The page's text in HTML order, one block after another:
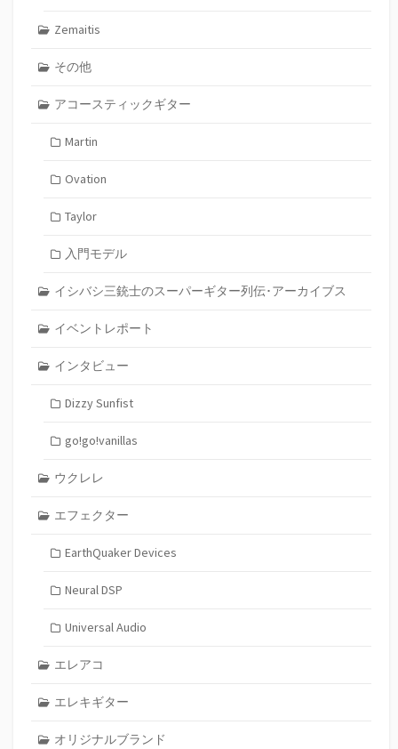
Zemaitis
その他
アコースティックギター
Martin
Ovation
Taylor
入門モデル
イシバシ三銃士のスーパーギター列伝･アーカイブス
イベントレポート
インタビュー
Dizzy Sunfist
go!go!vanillas
ウクレレ
エフェクター
EarthQuaker Devices
Neural DSP
Universal Audio
エレアコ
エレキギター
オリジナルブランド